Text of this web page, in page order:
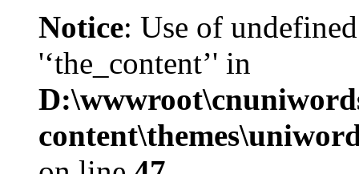
Notice: Use of
'‘the_content’' in